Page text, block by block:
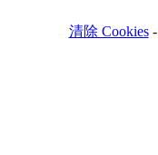
清除 Cookies-